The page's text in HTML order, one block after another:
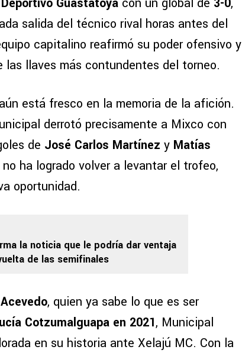
Deportivo Guastatoya con un global de 3-0,
salida del técnico rival horas antes del
capitalino reafirmó su poder ofensivo y
llaves más contundentes del torneo.
está fresco en la memoria de la afición.
derrotó precisamente a Mixco con
de José Carlos Martínez y Matías
ha logrado volver a levantar el trofeo,
oportunidad.
la noticia que le podría dar ventaja
de las semifinales
, quien ya sabe lo que es ser
Cotzumalguapa en 2021, Municipal
en su historia ante Xelajú MC. Con la